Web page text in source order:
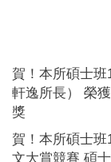
賀！本所碩士
軒逸所長） 榮
獎
賀！本所碩士
文大賞競賽 碩